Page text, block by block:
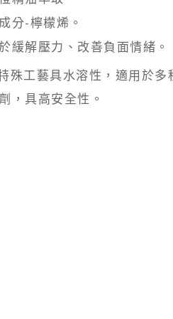
分-檸檬烯。
緩解壓力、改善負面情緒。
殊工藝具水溶性，適用於
，具高安全性。